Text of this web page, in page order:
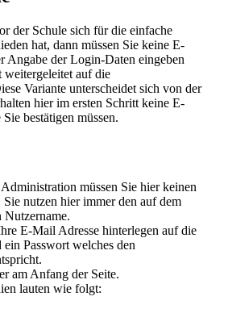
der Schule sich für die einfache
hat, dann müssen Sie keine E-
Angabe der Login-Daten eingeben
weitergeleitet auf die
Variante unterscheidet sich von der
hier im ersten Schritt keine E-
bestätigen müssen.
müssen Sie hier keinen
Sie nutzen hier immer den auf dem
Nutzername.
E-Mail Adresse hinterlegen auf die
Passwort welches den
am Anfang der Seite.
lauten wie folgt: